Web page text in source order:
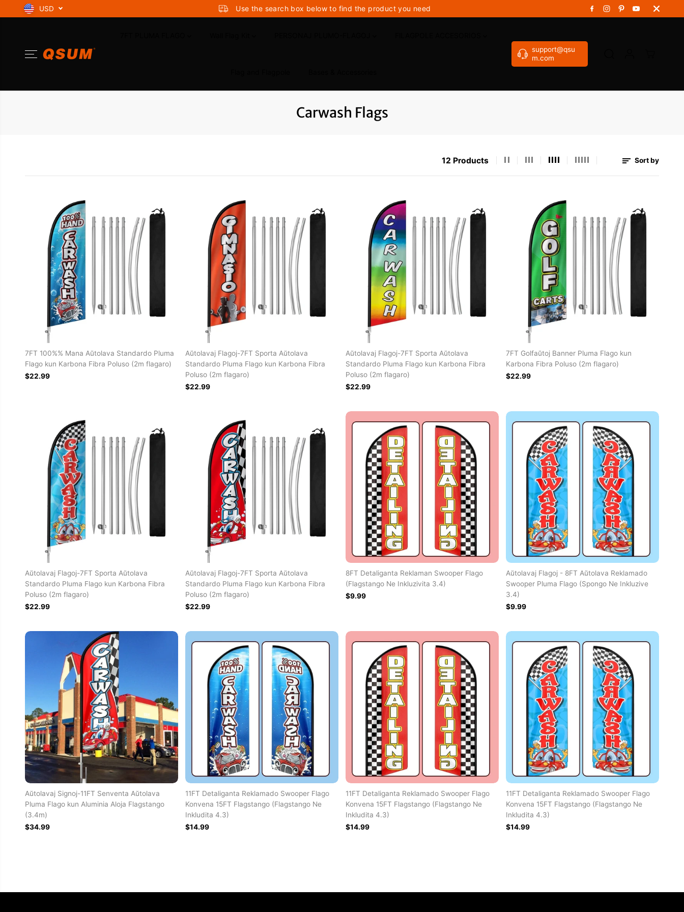
SKIP TO
CONTENT
USD Use the search box below to find the product you need
support@qsu
m.com
Carwash Flags
12 Products Sort by
7FT 100%% Mana Aŭtolava Standardo Pluma
Flago kun Karbona Fibra Poluso (2m flagaro)
$22.99
Aŭtolavaj Flagoj-7FT Sporta Aŭtolava
Standardo Pluma Flago kun Karbona Fibra
Poluso (2m flagaro)
$22.99
Aŭtolavaj Flagoj-7FT Sporta Aŭtolava
Standardo Pluma Flago kun Karbona Fibra
Poluso (2m flagaro)
$22.99
7FT Golfaŭtoj Banner Pluma Flago kun
Karbona Fibra Poluso (2m flagaro)
$22.99
Aŭtolavaj Flagoj-7FT Sporta Aŭtolava
Standardo Pluma Flago kun Karbona Fibra
Poluso (2m flagaro)
$22.99
Aŭtolavaj Flagoj-7FT Sporta Aŭtolava
Standardo Pluma Flago kun Karbona Fibra
Poluso (2m flagaro)
$22.99
8FT Detaliganta Reklaman Swooper Flago
(Flagstango Ne Inkluzivita 3.4)
$9.99
Aŭtolavaj Flagoj - 8FT Aŭtolava Reklamado
Swooper Pluma Flago (Spongo Ne Inkluzive
3.4)
$9.99
Aŭtolavaj Signoj-11FT Senventa Aŭtolava
Pluma Flago kun Aluminia Aloja Flagstango
(3.4m)
$34.99
11FT Detaliganta Reklamado Swooper Flago
Konvena 15FT Flagstango (Flagstango Ne
Inkludita 4.3)
$14.99
11FT Detaliganta Reklamado Swooper Flago
Konvena 15FT Flagstango (Flagstango Ne
Inkludita 4.3)
$14.99
11FT Detaliganta Reklamado Swooper Flago
Konvena 15FT Flagstango (Flagstango Ne
Inkludita 4.3)
$14.99